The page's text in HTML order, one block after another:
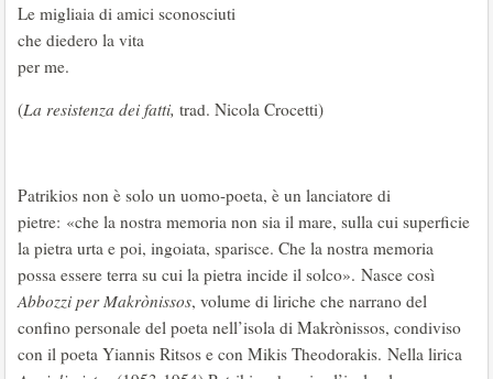
Le migliaia di amici sconosciuti
che diedero la vita
per me.
(La resistenza dei fatti, trad. Nicola Crocetti)
Patrikios non è solo un uomo-poeta, è un lanciatore di
pietre: «che la nostra memoria non sia il mare, sulla cui superficie
la pietra urta e poi, ingoiata, sparisce. Che la nostra memoria
possa essere terra su cui la pietra incide il solco». Nasce così
Abbozzi per Makrònissos, volume di liriche che narrano del
confino personale del poeta nell’isola di Makrònissos, condiviso
con il poeta Yiannis Ritsos e con Mikis Theodorakis. Nella lirica